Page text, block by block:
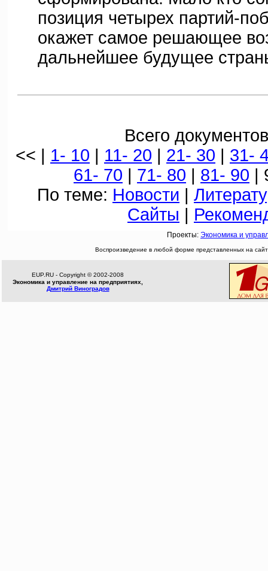
позиция четырех партий-
окажет самое решающее
дальнейшее будущее
Всего
<< | 1- 10 | 11- 20 | 21- 30 | 31-
61- 70 | 71- 80 | 81- 90 |
По теме: Новости |
Сайты |
Проекты: Экономика и
Воспроизведение в любой форме представленных на
EUP.RU - Copyright © 2002-2008
Экономика и управление на предприятиях,
Дмитрий Виноградов